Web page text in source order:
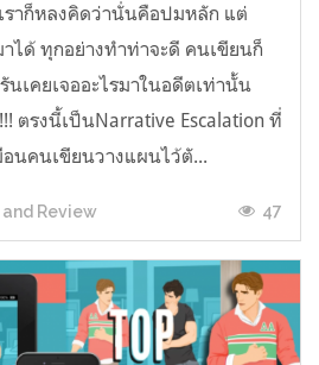
ราก็หลงคิดว่านั่นคือปมหลัก แต่
ได้ ทุกอย่างทำท่าจะดี คนเขียนก็
เคยเจออะไรมาในอดีตเท่านั้น
ตรงนี้เป็นNarrative Escalation ที่
นคนเขียนวางแผนไว้ตั...
Review 47